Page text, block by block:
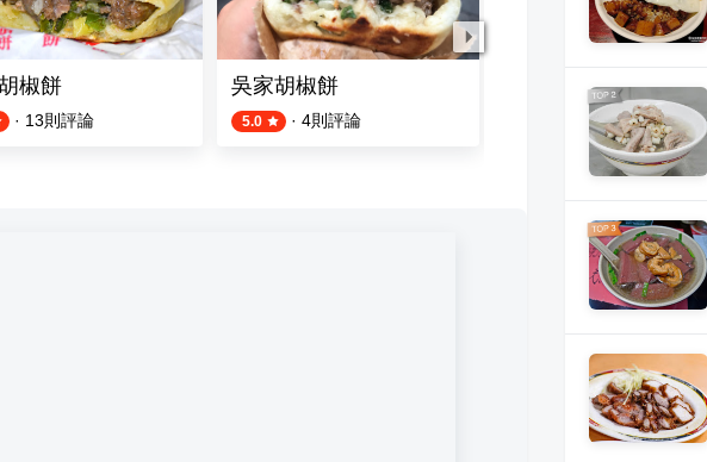
椒餅
· 13則評論
吳家胡椒餅
5.0 · 4則評論
台北公館胡椒餅